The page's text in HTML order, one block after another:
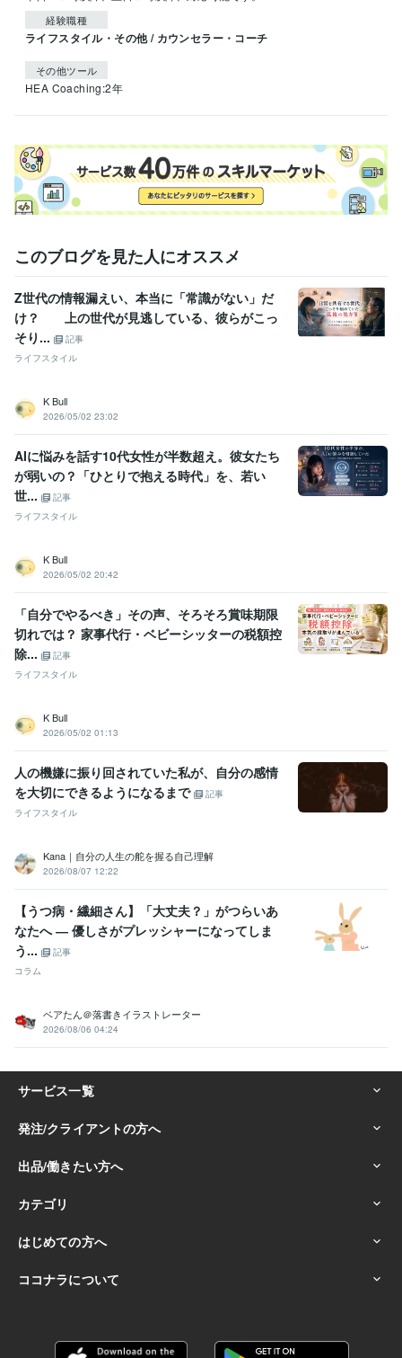
経験職種
ライフスタイル・その他 / カウンセラー・コーチ
その他ツール
HEA Coaching:2年
このブログを見た人にオススメ
Z世代の情報漏えい、本当に「常識がない」だ
け？ 上の世代が見逃している、彼らがこっ
そり...
記事
ライフスタイル
K Bull
2026/05/02 23:02
AIに悩みを話す10代女性が半数超え。彼女たち
が弱いの？「ひとりで抱える時代」を、若い
世...
記事
ライフスタイル
K Bull
2026/05/02 20:42
「自分でやるべき」その声、そろそろ賞味期限
切れでは？ 家事代行・ベビーシッターの税額控
除...
記事
ライフスタイル
K Bull
2026/05/02 01:13
人の機嫌に振り回されていた私が、自分の感情
を大切にできるようになるまで
記事
ライフスタイル
Kana｜自分の人生の舵を握る自己理解
2026/08/07 12:22
【うつ病・繊細さん】「大丈夫？」がつらいあ
なたへ ― 優しさがプレッシャーになってしま
う...
記事
コラム
ベアたん＠落書きイラストレーター
2026/08/06 04:24